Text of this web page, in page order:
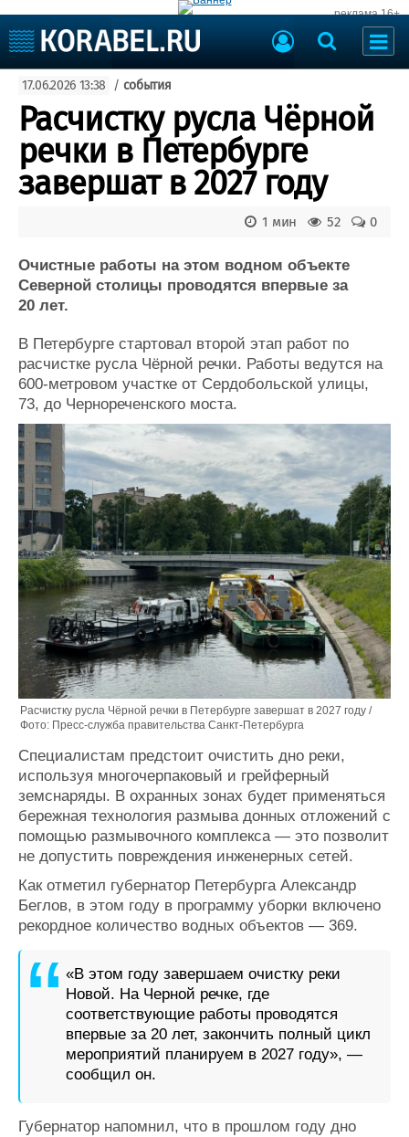
реклама 16+
Судоходство
Судоремонт
События
Порты
Рыболовство
ВМФ
Образование
Судостроение
Пульс
Новости
Компании
Репутация
Работа
Крюинг
Журнал
Реклама
Торговая площадка
Доска объявлений
Оборудование
Изделия
Материалы
Услуги
Конференции
Выставки и семинары
Личности
Словарь
Флот
Галерея флота
Форум
Отзывы
Все службы
17.06.2026 13:38 / события
Расчистку русла Чёрной
речки в Петербурге
завершат в 2027 году
0
52
1 мин
Очистные работы на этом водном объекте
Северной столицы проводятся впервые за
20 лет.
В Петербурге стартовал второй этап работ по
расчистке русла Чёрной речки. Работы ведутся на
600-метровом участке от Сердобольской улицы,
73, до Чернореченского моста.
Расчистку русла Чёрной речки в Петербурге завершат в 2027 году /
Фото: Пресс-служба правительства Санкт-Петербурга
Специалистам предстоит очистить дно реки,
используя многочерпаковый и грейферный
земснаряды. В охранных зонах будет применяться
бережная технология размыва донных отложений с
помощью размывочного комплекса — это позволит
не допустить повреждения инженерных сетей.
Как отметил губернатор Петербурга Александр
Беглов, в этом году в программу уборки включено
рекордное количество водных объектов — 369.
«В этом году завершаем очистку реки
Новой. На Черной речке, где
соответствующие работы проводятся
впервые за 20 лет, закончить полный цикл
мероприятий планируем в 2027 году», —
сообщил он.
Губернатор напомнил, что в прошлом году дно